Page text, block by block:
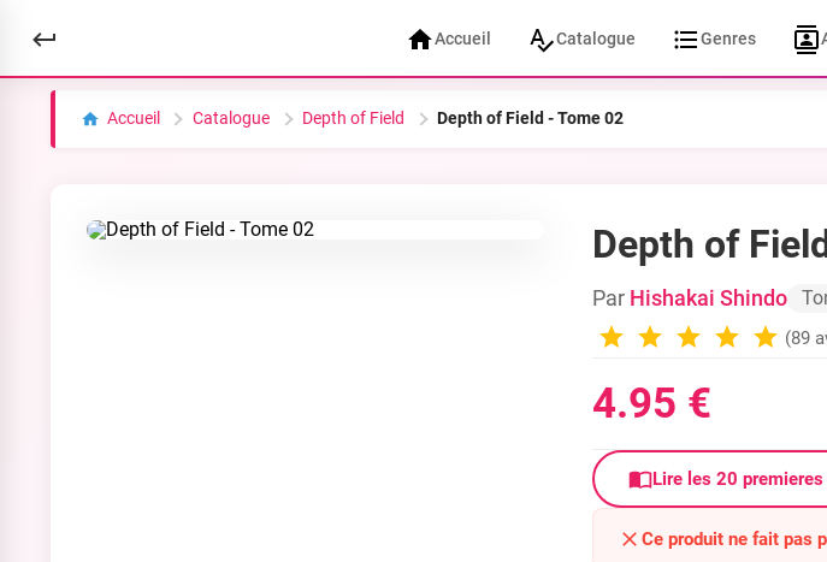
Accueil Catalogue Genres
Accueil Catalogue Depth of Field Depth of Field - Tome 02
Depth of
Par Hishakai Shindo
(89
4.95 €
Lire les 20
Ce produit ne fait pas